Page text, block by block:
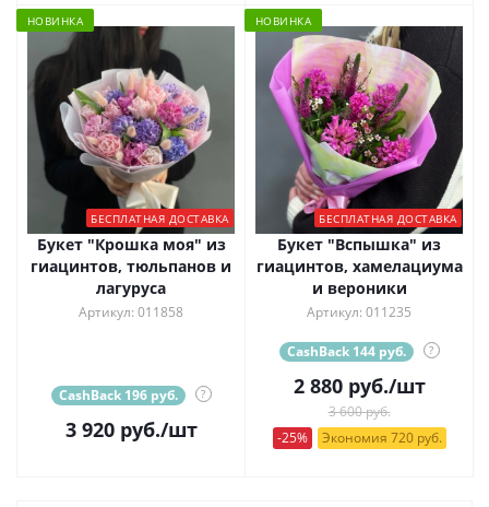
НОВИНКА
БЕСПЛАТНАЯ ДОСТАВКА
Букет "Крошка моя" из
гиацинтов, тюльпанов и
лагуруса
Артикул: 011858
CashBack 196 руб. ?
3 920руб./шт
НОВИНКА
БЕСПЛАТНАЯ ДОСТАВКА
Букет "Вспышка" из
гиацинтов, хамелациума
и вероники
Артикул: 011235
CashBack 144 руб. ?
2 880руб./шт
3 600 руб.
-25%
Экономия 720 руб.